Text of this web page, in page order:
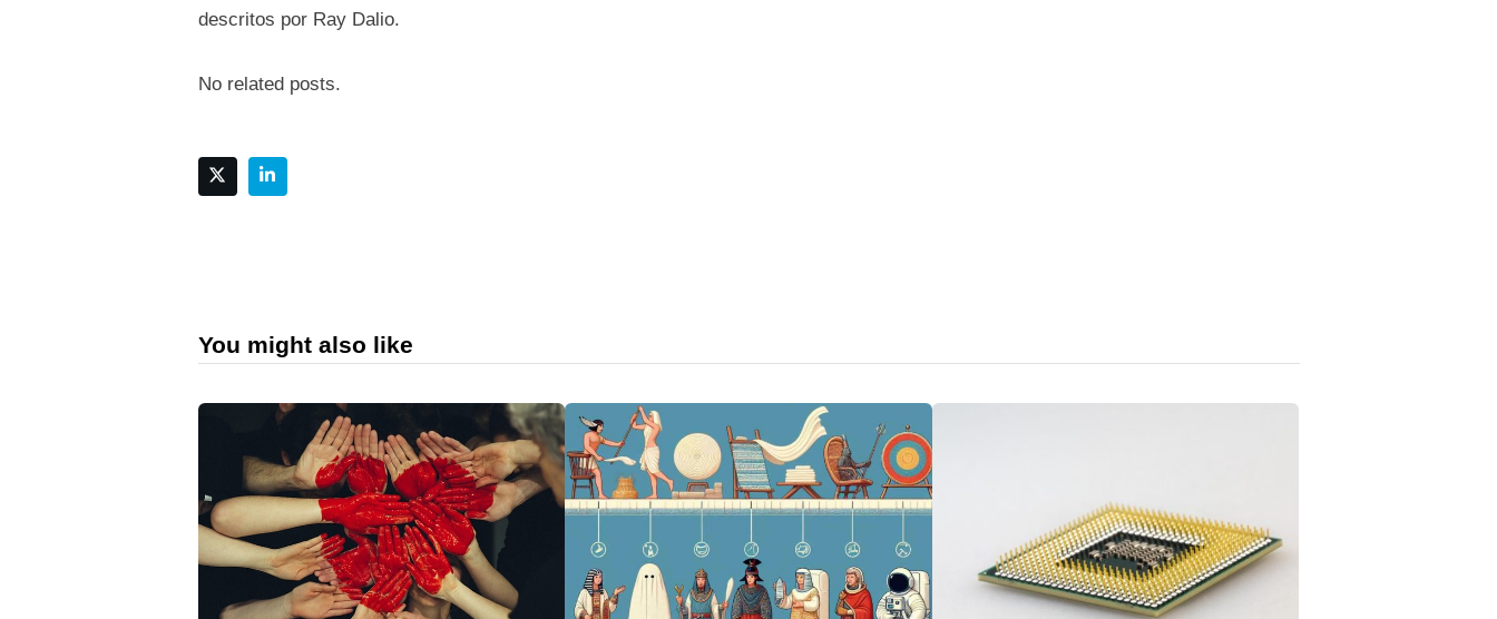
descritos por Ray Dalio.
No related posts.
You might also like